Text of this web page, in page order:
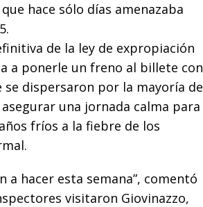
hace sólo días amenazaba
de la ley de expropiación
a ponerle un freno al billete con
dispersaron por la mayoría de
una jornada calma para
fríos a la fiebre de los
a hacer esta semana”, comentó
visitaron Giovinazzo,